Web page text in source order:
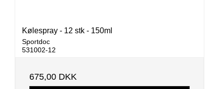
Kølespray - 12 stk - 150ml
Sportdoc
531002-12
675,00 DKK